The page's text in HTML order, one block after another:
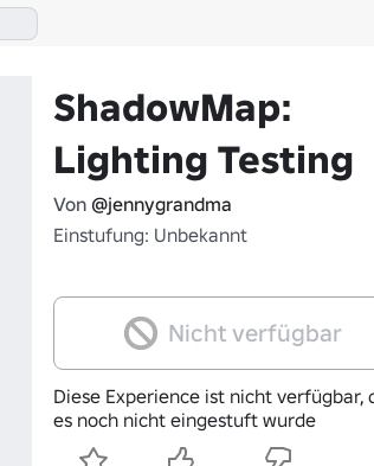
ShadowMap:
Lighting Testing
Von @jennygrandma
Einstufung: Unbekannt
Nicht verfügbar
Diese Experience ist nicht verfügbar,
es noch nicht eingestuft wurde